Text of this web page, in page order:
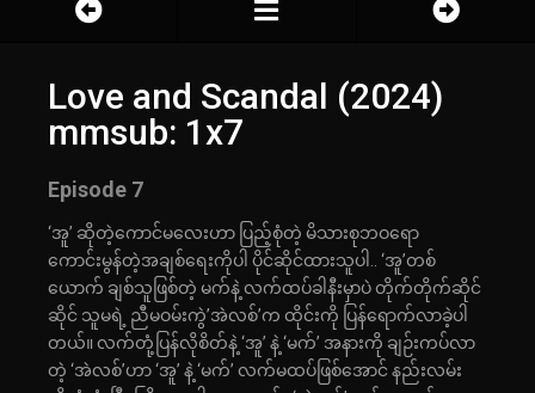
Love and Scandal (2024)
mmsub: 1x7
Episode 7
‘အူ’ ဆိုတဲ့ကောင်မလေးဟာ ပြည့်စုံတဲ့ မိသားစုဘဝရော
ကောင်းမွန်တဲ့အချစ်ရေးကိုပါ ပိုင်ဆိုင်ထားသူပါ.. ‘အူ’တစ်
ယောက် ချစ်သူဖြစ်တဲ့ မက်နဲ့ လက်ထပ်ခါနီးမှာပဲ တိုက်တိုက်ဆိုင်
ဆိုင် သူမရဲ့ ညီမဝမ်းကွဲ’အဲလစ်’က ထိုင်းကို ပြန်ရောက်လာခဲ့ပါ
တယ်။ လက်တုံ့ပြန်လိုစိတ်နဲ့ ‘အူ’ နဲ့ ‘မက်’ အနားကို ချဉ်းကပ်လာ
တဲ့ ‘အဲလစ်’ဟာ ‘အူ’ နဲ့ ‘မက်’ လက်မထပ်ဖြစ်အောင် နည်းလမ်း